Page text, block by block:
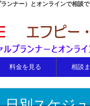
ンナー）とオンラインで相談
料金を見る 相談